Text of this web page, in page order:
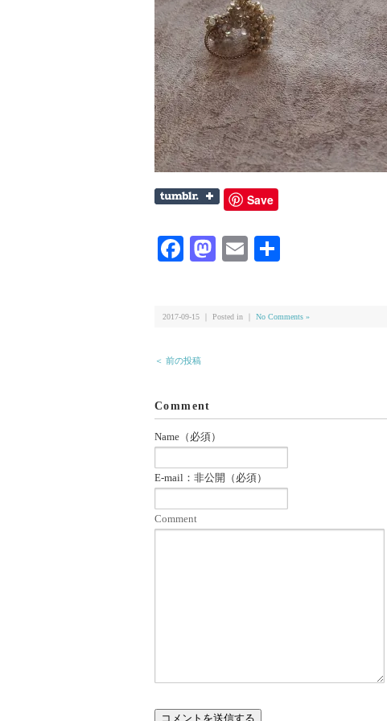
Save
Facebook
Mastodon
Email
2017-09-15 ｜ Posted in ｜ No Comments »
＜ 前の投稿
Comment
Name（必須）
E-mail：非公開（必須）
Comment